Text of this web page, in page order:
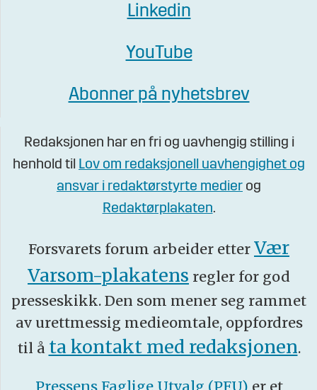
Linkedin
YouTube
Abonner på nyhetsbrev
Redaksjonen har en fri og uavhengig stilling i
henhold til Lov om redaksjonell uavhengighet og
ansvar i redaktørstyrte medier og
Redaktørplakaten.
Forsvarets forum arbeider etter Vær
Varsom-plakatens regler for god
presseskikk. Den som mener seg rammet
av urettmessig medieomtale, oppfordres
til å ta kontakt med redaksjonen.
Pressens Faglige Utvalg (PFU) er et